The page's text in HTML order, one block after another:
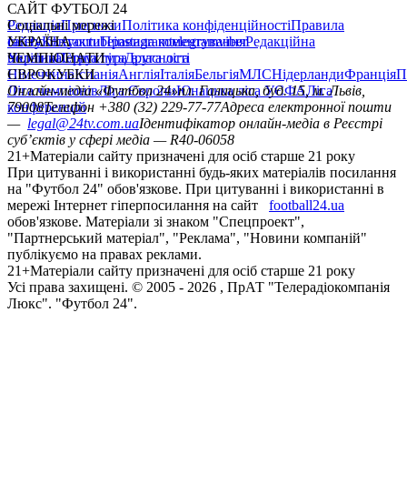
САЙТ ФУТБОЛ 24
РедакціяПрогнозиПолітика конфіденційностіПравила
сайтуКонтактиПравила коментуванняРедакційна
політикаСтруктура власності
Соціальні мережі
facebookxyoutubeinstagramtelegramviber
УКРАЇНА
УкраїнаПерша лігаДруга ліга
ЧЕМПІОНАТИ
НімеччинаІспаніяАнгліяІталіяБельгіяМЛСНідерландиФранція
ЄВРОКУБКИ
Ліга чемпіонівЛіга ЄвропиЮнацька ліга УЄФАЛіга
конференцій
Онлайн-медіа «Футбол 24»пл. Галицька, буд. 15, м. Львів,
79008Телефон +380 (32) 229-77-77Адреса електронної пошти
— legal@24tv.com.uaІдентифікатор онлайн-медіа в Реєстрі
суб’єктів у сфері медіа — R40-06058
21+Матеріали сайту призначені для осіб старше 21 року
При цитуванні і використанні будь-яких матеріалів посилання
на "Футбол 24" обов'язкове. При цитуванні і використанні в
мережі Інтернет гіперпосилання на сайт
football24.ua
обов'язкове. Матеріали зі знаком "Спецпроект",
"Партнерський матеріал", "Реклама", "Новини компаній"
публікуємо на правах реклами.
21+Матеріали сайту призначені для осіб старше 21 року
Усi права захищенi. © 2005 - 2026 , ПрАТ "Телерадіокомпанія
Люкс". "Футбол 24".